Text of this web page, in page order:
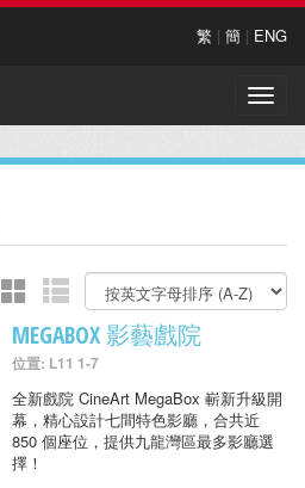
繁 | 簡 | ENG
Toggle
MEGABOX 影藝戲院
位置: L11 1-7
全新戲院 CineArt MegaBox 嶄新升級開
幕，精心設計七間特色影廳，合共近
850 個座位，提供九龍灣區最多影廳選
擇！